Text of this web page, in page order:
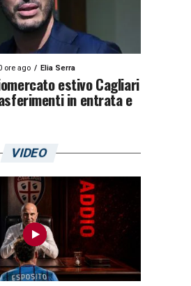
ore ago Elia Serra
estivo Cagliari
in entrata e
VIDEO